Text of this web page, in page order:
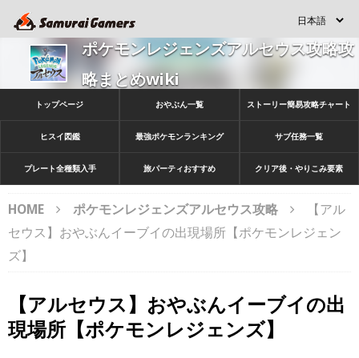
ポケモンレジェンズアルセウス攻略攻
略まとめwiki
トップページ おやぶん一覧 ストーリー簡易攻略チャート
ヒスイ図鑑 最強ポケモンランキング サブ任務一覧
プレート全種類入手 旅パーティおすすめ クリア後・やりこみ要素
HOME ポケモンレジェンズアルセウス攻略
【アル
セウス】おやぶんイーブイの出現場所【ポケモンレジェン
ズ】
【アルセウス】おやぶんイーブイの出
現場所【ポケモンレジェンズ】